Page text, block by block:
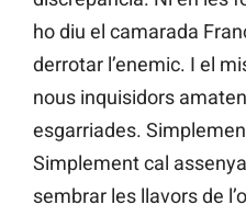
ho diu el camarada
derrotar l’enemic. I el
nous inquisidors
esgarriades.
Simplement cal
sembrar les llavors de